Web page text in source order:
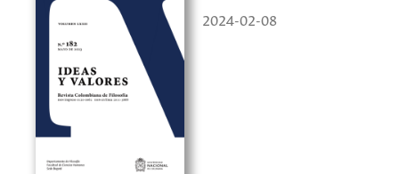
2024-02-08